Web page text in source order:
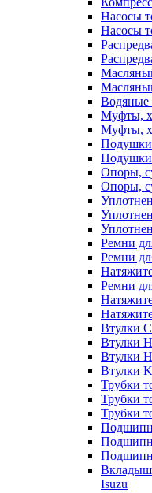
Насосы
Насосы
Водяные
Муфты,
Муфты,
Подушки
Подушки
Опоры,
Опоры,
Ремни
Ремни
Ремни
Втулки
Втулки
Втулки
Втулки
Трубки
Трубки
Трубки
Isuzu